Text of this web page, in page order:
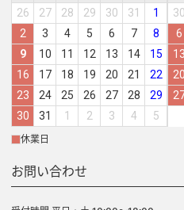
26 27 28 29 30 31
1
2
3 4 5 6 7
8
9
10 11 12 13 14
15
16
17 18 19 20 21
22
23
24 25 26 27 28
29
30
31 1 2 3 4 5
30
6
13
20
休業日
お問い合わせ